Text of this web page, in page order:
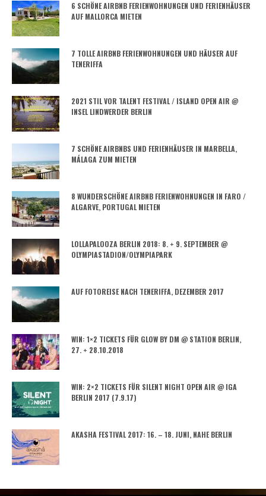
6 SCHÖNE AIRBNB FERIENWOHNUNGEN UND FERIENHÄUSER
AUF MALLORCA MIETEN
7 TOLLE AIRBNB FERIENWOHNUNGEN UND HÄUSER AUF
TENERIFFA
2021 STIL VOR TALENT FESTIVAL / ISLAND OPEN AIR @
INSEL LINDWERDER BERLIN
7 SCHÖNE AIRBNBS UND FERIENHÄUSER IN MARBELLA,
MÁLAGA ZUM MIETEN
8 WUNDERSCHÖNE AIRBNB FERIENWOHNUNGEN IN FARO /
ALGARVE, PORTUGAL MIETEN
LOLLAPALOOZA BERLIN 2018: 8. + 9. SEPTEMBER @
OLYMPIASTADION/OLYMPIAPARK
AUF FOTOREISE NACH TENERIFFA, DEZEMBER 2017
WIN: 1×2 TICKETS FÜR GLOW BY DM @ STATION BERLIN,
27. + 28.10.2018
WIN: 2×2 TICKETS FÜR SILENT NIGHT OPEN AIR @ IGA
BERLIN 2017 (7.9.17)
AKASHA FESTIVAL 2017: 16. – 18. JUNI, NAHE BERLIN